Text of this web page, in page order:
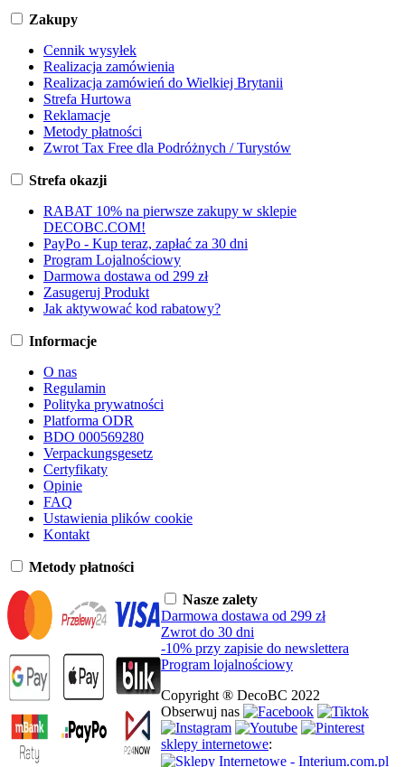
Zakupy
Cennik wysyłek
Realizacja zamówienia
Realizacja zamówień do Wielkiej Brytanii
Strefa Hurtowa
Reklamacje
Metody płatności
Zwrot Tax Free dla Podróżnych / Turystów
Strefa okazji
RABAT 10% na pierwsze zakupy w sklepie
DECOBC.COM!
PayPo - Kup teraz, zapłać za 30 dni
Program Lojalnościowy
Darmowa dostawa od 299 zł
Zasugeruj Produkt
Jak aktywować kod rabatowy?
Informacje
O nas
Regulamin
Polityka prywatności
Platforma ODR
BDO 000569280
Verpackungsgesetz
Certyfikaty
Opinie
FAQ
Ustawienia plików cookie
Kontakt
Metody płatności
Nasze zalety
Darmowa dostawa od 299 zł
Zwrot do 30 dni
-10% przy zapisie do newslettera
Program lojalnościowy
Copyright ® DecoBC 2022
Obserwuj nas
sklepy internetowe: